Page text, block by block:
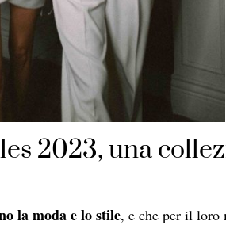
2023, una
la moda e lo stile, e che per il loro